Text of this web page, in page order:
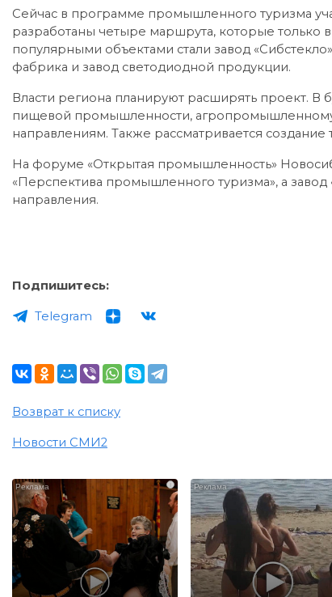
Сейчас в программе промышленного туризма
разработаны четыре маршрута, которые только
популярными объектами стали завод
фабрика и завод светодиодной продукции.
Власти региона планируют расширять проект.
пищевой промышленности, агропромышленному
направлениям. Также рассматривается
На форуме «Открытая промышленность»
«Перспектива промышленного туризма», а
направления.
Подпишитесь:
Telegram
Возврат к списку
Новости СМИ2
i